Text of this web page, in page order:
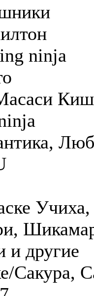
ninja
и другие
Сакура,